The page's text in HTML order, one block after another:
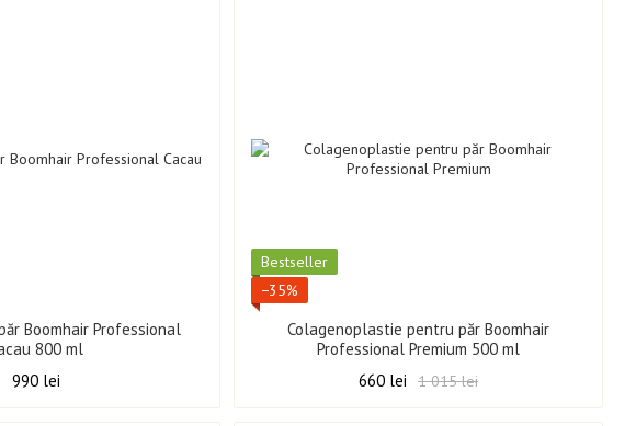
Boomhair Professional
800 ml
990 lei
Best­seller
−35%
Colagenoplastie pentru păr Boomhair
Professional Premium 500 ml
1 015 lei
660 lei